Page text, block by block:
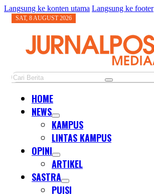
Langsung ke konten utama Langsung ke footer
SAT, 8 AUGUST 2026
Cari
HOME
NEWS
KAMPUS
LINTAS KAMPUS
OPINI
ARTIKEL
SASTRA
PUISI